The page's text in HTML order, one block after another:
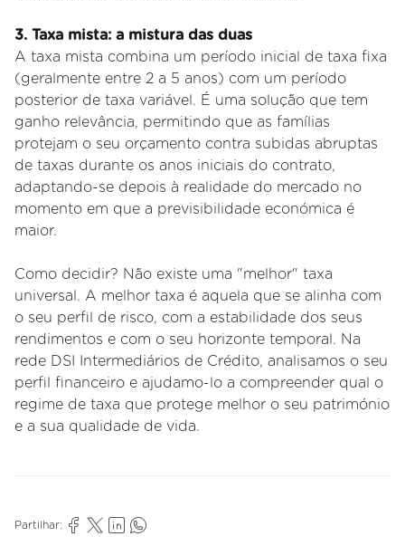
3. Taxa mista: a mistura das duas
A taxa mista combina um período inicial de taxa fixa
(geralmente entre 2 a 5 anos) com um período
posterior de taxa variável. É uma solução que tem
ganho relevância, permitindo que as famílias
protejam o seu orçamento contra subidas abruptas
de taxas durante os anos iniciais do contrato,
adaptando-se depois à realidade do mercado no
momento em que a previsibilidade económica é
maior.
Como decidir? Não existe uma "melhor" taxa
universal. A melhor taxa é aquela que se alinha com
o seu perfil de risco, com a estabilidade dos seus
rendimentos e com o seu horizonte temporal. Na
rede DSI Intermediários de Crédito, analisamos o seu
perfil financeiro e ajudamo-lo a compreender qual o
regime de taxa que protege melhor o seu património
e a sua qualidade de vida.
Partilhar: